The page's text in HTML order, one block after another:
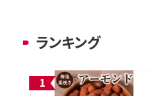
ランキング